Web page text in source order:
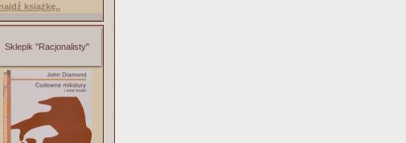
książkę..
Sklepik "Racjonalisty"